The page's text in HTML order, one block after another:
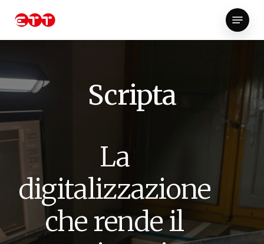
main
Menu
Scripta
La
digitalizzazione
che rende il